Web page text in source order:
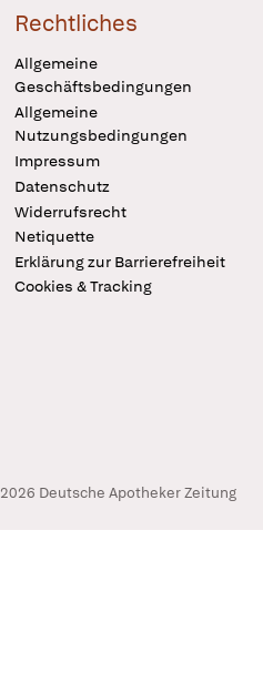
Rechtliches
Allgemeine
Geschäftsbedingungen
Allgemeine
Nutzungsbedingungen
Impressum
Datenschutz
Widerrufsrecht
Netiquette
Erklärung zur Barrierefreiheit
Cookies & Tracking
Deutsche Apotheker Zeitung